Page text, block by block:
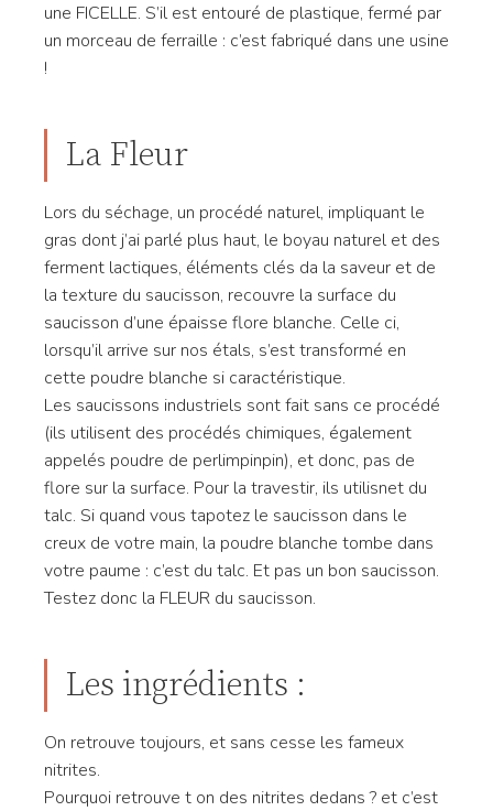
une FICELLE. S’il est entouré de plastique, fermé par
un morceau de ferraille : c’est fabriqué dans une usine
!
La Fleur
Lors du séchage, un procédé naturel, impliquant le
gras dont j’ai parlé plus haut, le boyau naturel et des
ferment lactiques, éléments clés da la saveur et de
la texture du saucisson, recouvre la surface du
saucisson d’une épaisse flore blanche. Celle ci,
lorsqu’il arrive sur nos étals, s’est transformé en
cette poudre blanche si caractéristique.
Les saucissons industriels sont fait sans ce procédé
(ils utilisent des procédés chimiques, également
appelés poudre de perlimpinpin), et donc, pas de
flore sur la surface. Pour la travestir, ils utilisnet du
talc. Si quand vous tapotez le saucisson dans le
creux de votre main, la poudre blanche tombe dans
votre paume : c’est du talc. Et pas un bon saucisson.
Testez donc la FLEUR du saucisson.
Les ingrédients :
On retrouve toujours, et sans cesse les fameux
nitrites.
Pourquoi retrouve t on des nitrites dedans ? et c’est